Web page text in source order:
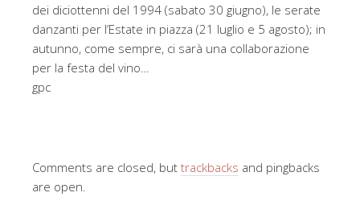
dei diciottenni del 1994 (sabato 30 giugno), le serate
danzanti per l’Estate in piazza (21 luglio e 5 agosto); in
autunno, come sempre, ci sarà una collaborazione
per la festa del vino…
gpc
Comments are closed, but trackbacks and pingbacks
are open.